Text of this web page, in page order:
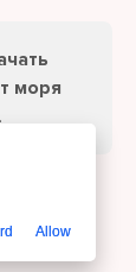
моря
Allow